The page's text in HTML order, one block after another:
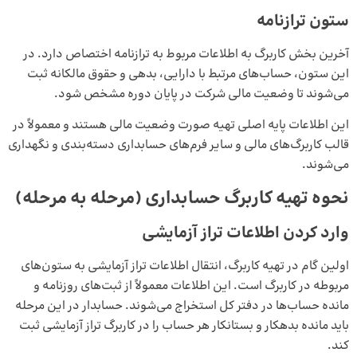
ستون ترازنامه
آخرین بخش کاربرگ به اطلاعات مربوط به ترازنامه اختصاص دارد. در
این ستون، حساب‌های مرتبط با دارایی، بدهی و حقوق مالکانه ثبت
می‌شوند تا وضعیت مالی شرکت در پایان دوره مشخص شود.
این اطلاعات پایه اصلی تهیه صورت وضعیت مالی هستند و معمولاً در
قالب کاربرگ‌های مالی و سایر فرم‌های حسابداری دسته‌بندی و نگهداری
می‌شوند.
نحوه تهیه کاربرگ حسابداری (مرحله به مرحله)
وارد کردن اطلاعات تراز آزمایشی
اولین گام در تهیه کاربرگ، انتقال اطلاعات تراز آزمایشی به ستون‌های
مربوطه در کاربرگ است. این اطلاعات معمولاً از ثبت‌های روزنامه و
مانده حساب‌ها در دفتر کل استخراج می‌شوند. حسابدار در این مرحله
باید مانده بدهکار و بستانکار هر حساب را در کاربرگ تراز آزمایشی ثبت
کند.